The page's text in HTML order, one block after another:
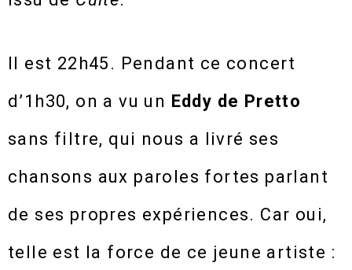
Il est 22h45. Pendant ce concert
d’1h30, on a vu un Eddy de Pretto
sans filtre, qui nous a livré ses
chansons aux paroles fortes parlant
de ses propres expériences. Car oui,
telle est la force de ce jeune artiste :